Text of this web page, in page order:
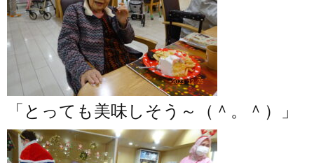
「とっても美味しそう～（＾。＾）」